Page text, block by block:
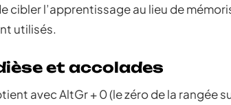
cibler l’apprentissage au lieu de
utilisés.
et accolades
avec AltGr + 0 (le zéro de la rangée